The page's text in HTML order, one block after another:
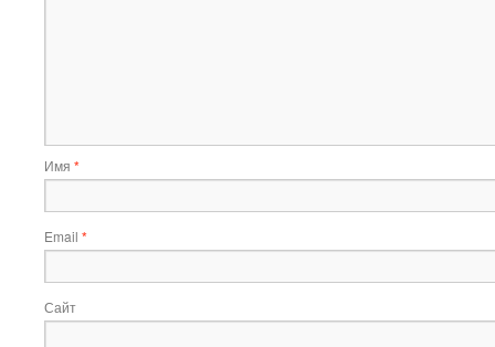
Имя *
Email *
Сайт